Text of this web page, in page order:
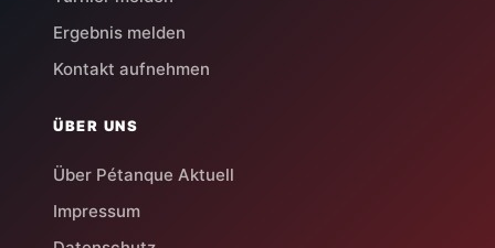
Ergebnis melden
Kontakt aufnehmen
ÜBER UNS
Über Pétanque Aktuell
Impressum